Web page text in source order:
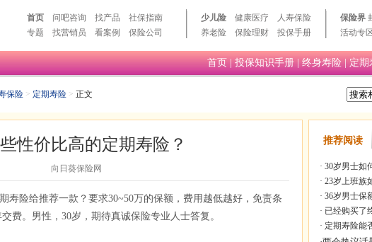
首页 问吧咨询 找产品
社保指南
专题
找营销员 看案例 保险公司
少儿险 健康医疗
人寿保险
养老险
保险理财 投保手册
保险界
活动专
首页|投保知识手册|终身寿险|定期
保险 > 定期寿险 > 正文
性价比高的定期寿险？
向日葵保险网
寿险给推荐一款？要求30~50万的保额，费用越低越好，免责条
费。男性，30岁，期待真诚保险专业人士答复。
推荐阅读
· 30岁男士如
· 23岁上班族
· 36岁男士保
· 已经购买了
· 定期寿险能